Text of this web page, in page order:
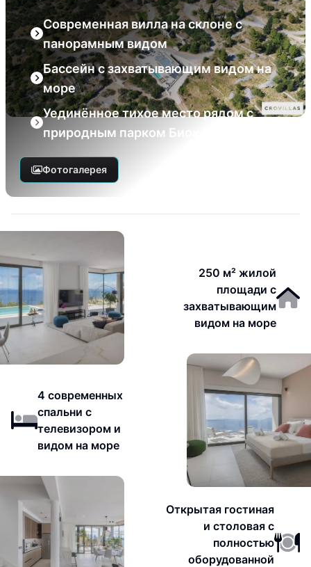
Современная вилла на склоне с
панорамным видом
Бассейн с захватывающим видом на
море
Уединённое тихое место рядом с
природным парком Биоково
Фотогалерея
250 м² жилой
площади с
захватывающим
видом на море
4 современных
спальни с
телевизором и
видом на море
Открытая гостиная
и столовая с
полностью
оборудованной